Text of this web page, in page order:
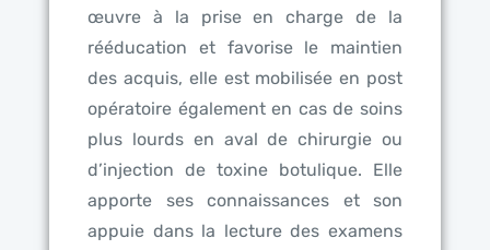
œuvre à la prise en charge de la
rééducation et favorise le maintien
des acquis, elle est mobilisée en post
opératoire également en cas de soins
plus lourds en aval de chirurgie ou
d’injection de toxine botulique. Elle
apporte ses connaissances et son
appuie dans la lecture des examens